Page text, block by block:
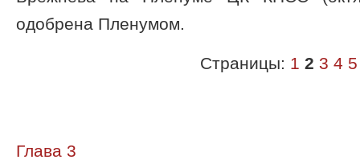
одобрена Пленумом.
Страницы: 1 2 3 4 5
Глава 3